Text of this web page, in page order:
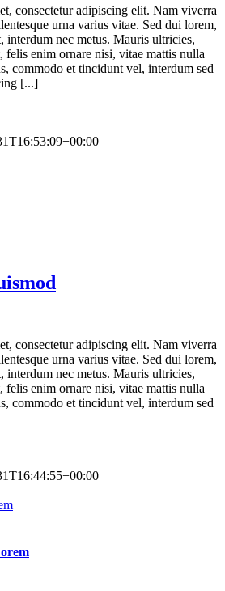
consectetur adipiscing elit. Nam viverra
urna varius vitae. Sed dui lorem,
interdum nec metus. Mauris ultricies,
felis enim ornare nisi, vitae mattis nulla
commodo et tincidunt vel, interdum sed
[...]
consectetur adipiscing elit. Nam viverra
urna varius vitae. Sed dui lorem,
interdum nec metus. Mauris ultricies,
felis enim ornare nisi, vitae mattis nulla
commodo et tincidunt vel, interdum sed